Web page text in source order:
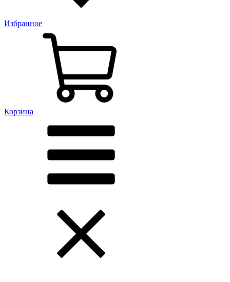
Избранное
Корзина